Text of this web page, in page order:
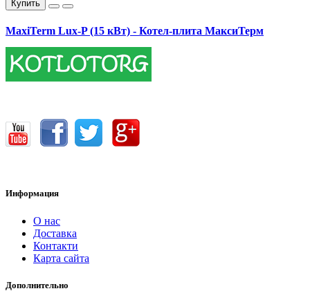
Купить
MaxiTerm Lux-P (15 кВт) - Котел-плита МаксиТерм
17400.00 грн.
Информация
О нас
Доставка
Контакти
Карта сайта
Дополнительно